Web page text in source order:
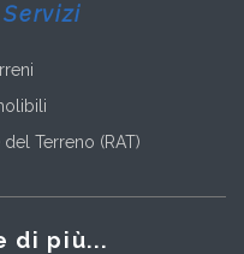
Terreno (RAT)
di più...